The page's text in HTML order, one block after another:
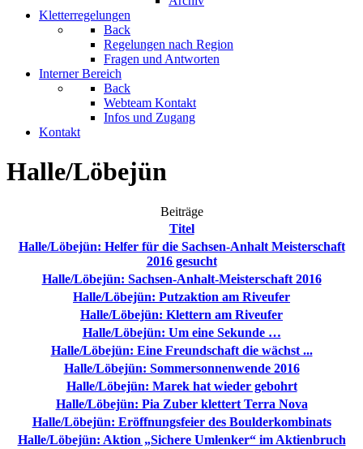
Kletterregelungen
Back
Regelungen nach Region
Fragen und Antworten
Interner Bereich
Back
Webteam Kontakt
Infos und Zugang
Kontakt
Halle/Löbejün
Beiträge
Titel
Halle/Löbejün: Helfer für die Sachsen-Anhalt Meisterschaft
2016 gesucht
Halle/Löbejün: Sachsen-Anhalt-Meisterschaft 2016
Halle/Löbejün: Putzaktion am Riveufer
Halle/Löbejün: Klettern am Riveufer
Halle/Löbejün: Um eine Sekunde …
Halle/Löbejün: Eine Freundschaft die wächst ...
Halle/Löbejün: Sommersonnenwende 2016
Halle/Löbejün: Marek hat wieder gebohrt
Halle/Löbejün: Pia Zuber klettert Terra Nova
Halle/Löbejün: Eröffnungsfeier des Boulderkombinats
Halle/Löbejün: Aktion „Sichere Umlenker“ im Aktienbruch